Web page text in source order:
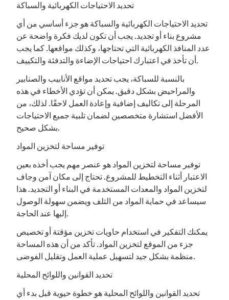
تحديد الاحتياجات الكهربائية والسباكة
تحديد الاحتياجات الكهربائية والسباكة هو جزء أساسي من أي
مشروع بناء أو تجديد. يجب أن تكون لديك فكرة واضحة عن
عدد المنافذ الكهربائية التي تحتاجها، وكذلك مواقعها. كما يجب
أن تأخذ في اعتبارك احتياجات الإضاءة والتدفئة والتكييف.
بالنسبة للسباكة، يجب تحديد مواقع الأنابيب والصنابير
والمراحيض بشكل دقيق. يمكن أن تؤدي الأخطاء في هذه
المرحلة إلى تكاليف إضافية وإعادة العمل لاحقًا. لذلك، من
الأفضل استشارة متخصصين لضمان تلبية جميع الاحتياجات
بشكل صحيح.
توفير مساحة لتخزين المواد
توفير مساحة لتخزين المواد هو عنصر مهم يجب أخذه بعين
الاعتبار أثناء التخطيط للمشروع. تحتاج إلى مكان آمن وجاف
لتخزين المواد والمعدات المستخدمة في البناء أو التجديد. هذا
سيساعد في حماية المواد من التلف ويضمن سهولة الوصول
إليها عند الحاجة.
يمكنك التفكير في استخدام حاويات تخزين مؤقتة أو تخصيص
جزء من الموقع لتخزين المواد. تأكد من أن هذه المساحة
منظمة بشكل جيد لتسهيل عملية العمل وتقليل الفوضى.
تحديد القوانين واللوائح المحلية
تحديد القوانين واللوائح المحلية هو خطوة حيوية قبل بدء أي